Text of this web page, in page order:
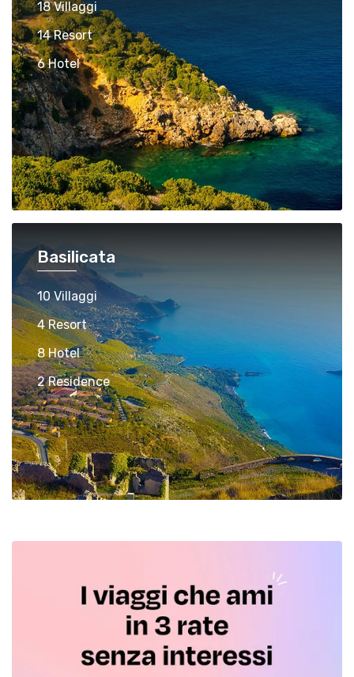
18 Villaggi
14 Resort
6 Hotel
Basilicata
10 Villaggi
4 Resort
8 Hotel
2 Residence